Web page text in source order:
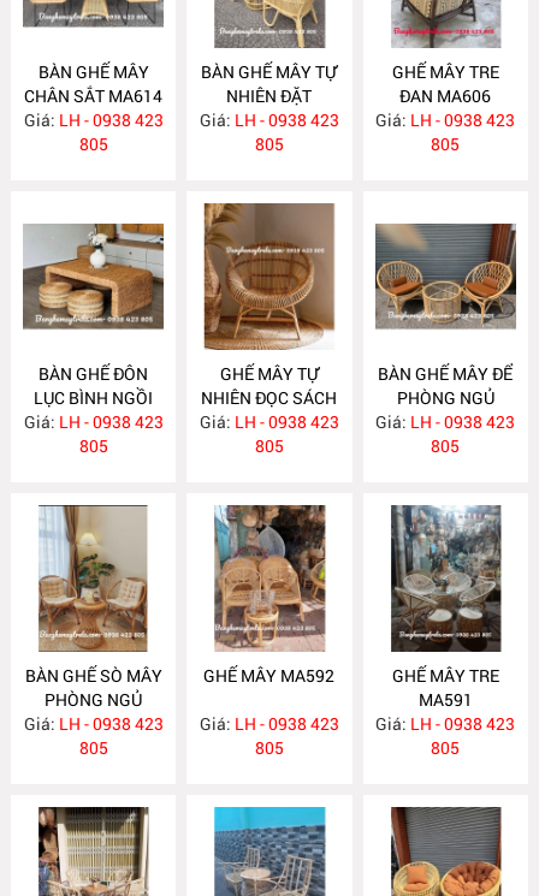
BÀN GHẾ MÂY
CHÂN SẮT MA614
Giá: LH - 0938 423
805
BÀN GHẾ MÂY TỰ
NHIÊN ĐẶT
PHÒNG NGỦ
MA613
Giá: LH - 0938 423
805
GHẾ MÂY TRE
ĐAN MA606
Giá: LH - 0938 423
805
BÀN GHẾ ĐÔN
LỤC BÌNH NGỒI
TRÀ ĐẠO MA605
Giá: LH - 0938 423
805
GHẾ MÂY TỰ
NHIÊN ĐỌC SÁCH
MA595
Giá: LH - 0938 423
805
BÀN GHẾ MÂY ĐỂ
PHÒNG NGỦ
MA594
Giá: LH - 0938 423
805
BÀN GHẾ SÒ MÂY
PHÒNG NGỦ
MA593
Giá: LH - 0938 423
805
GHẾ MÂY MA592
Giá: LH - 0938 423
805
GHẾ MÂY TRE
MA591
Giá: LH - 0938 423
805